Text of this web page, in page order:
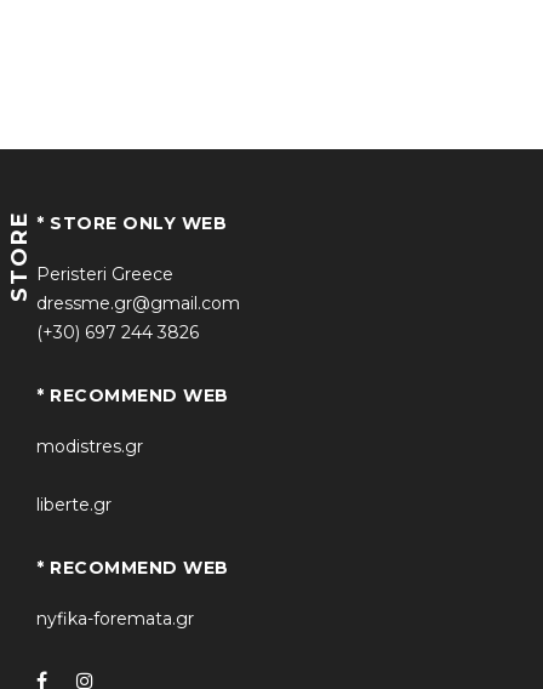
STORE * STORE ONLY WEB
Peristeri Greece
dressme.gr@gmail.com
(+30) 697 244 3826
* RECOMMEND WEB
modistres.gr
liberte.gr
* RECOMMEND WEB
nyfika-foremata.gr